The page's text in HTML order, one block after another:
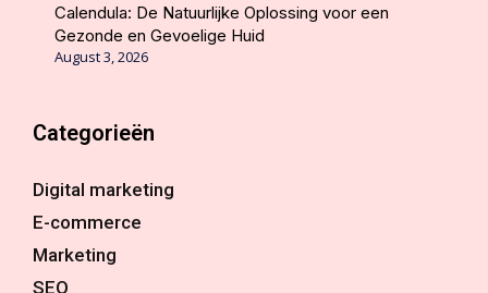
Calendula: De Natuurlijke Oplossing voor een
Gezonde en Gevoelige Huid
August 3, 2026
Categorieën
Digital marketing
E-commerce
Marketing
SEO